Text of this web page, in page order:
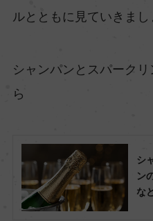
ルとともに見ていきまし
シャンパンとスパーク
ら
シ
ン
な